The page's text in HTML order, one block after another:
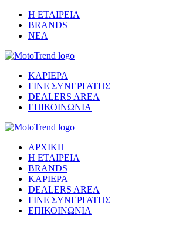
Η ΕΤΑΙΡΕΙΑ
BRANDS
ΝΕΑ
ΚΑΡΙΕΡΑ
ΓΙΝΕ ΣΥΝΕΡΓΑΤΗΣ
DEALERS AREA
ΕΠΙΚΟΙΝΩΝΙΑ
ΑΡΧΙΚΗ
Η ΕΤΑΙΡΕΙΑ
BRANDS
ΚΑΡΙΕΡΑ
DEALERS AREA
ΓΙΝΕ ΣΥΝΕΡΓΑΤΗΣ
ΕΠΙΚΟΙΝΩΝΙΑ